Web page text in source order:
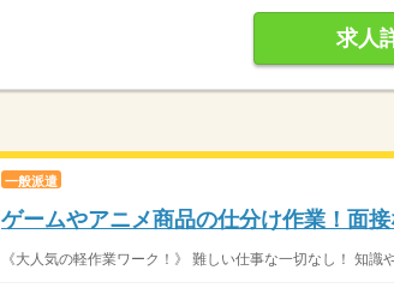
求人
一般派遣
ゲームやアニメ商品の仕分け作業！面
《大人気の軽作業ワーク！》 難しい仕事な一切なし！ 知